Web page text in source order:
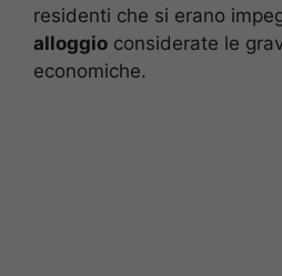
residenti che si erano
alloggio considerate le
economiche.